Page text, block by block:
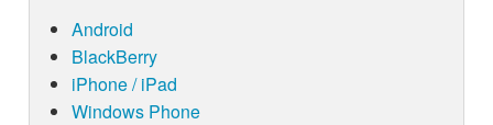
Android
BlackBerry
iPhone / iPad
Windows Phone